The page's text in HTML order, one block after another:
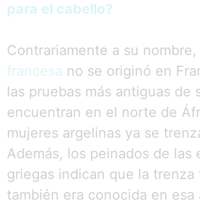
para el cabello?
Contrariamente a su nombre,
francesa no se originó en
las pruebas más antiguas de
encuentran en el norte de
mujeres argelinas ya se
Además, los peinados de las
griegas indican que la trenza
también era conocida en esa